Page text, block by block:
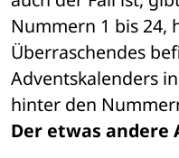
Nummern 1 bis 24,
Überraschendes
Adventskalenders
hinter den
Der etwas andere